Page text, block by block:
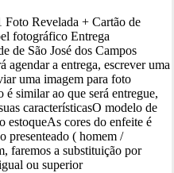
Revelada + Cartão de
fotográfico Entrega
de São José dos Campos
agendar a entrega, escrever uma
uma imagem para foto
similar ao que será entregue,
característicasO modelo de
estoqueAs cores do enfeite é
presenteado ( homem /
faremos a substituição por
ou superior